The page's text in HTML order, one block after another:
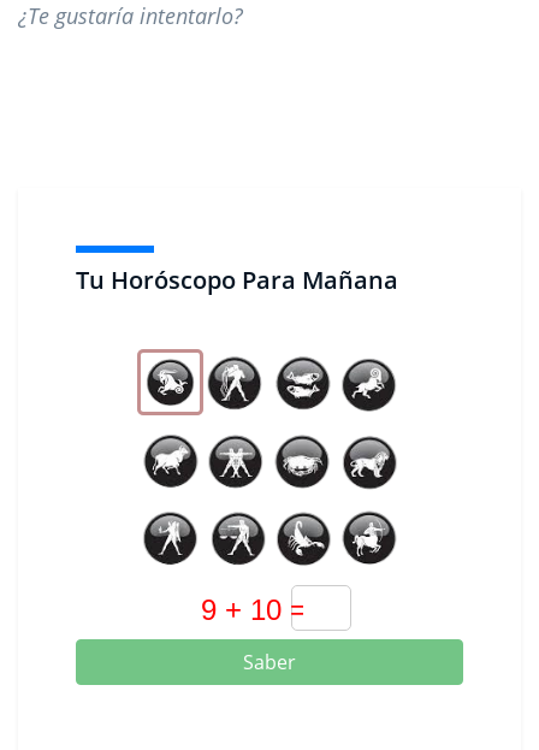
Tu Horóscopo Para Mañana
Saber
¿Te gustaría intentarlo?